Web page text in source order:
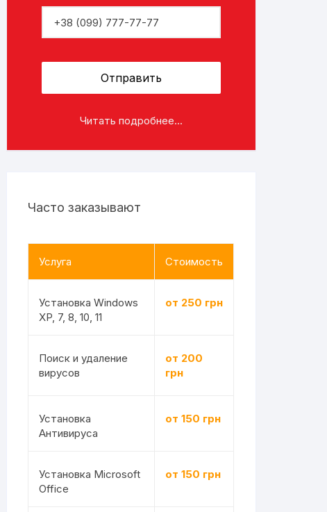
Читать подробнее...
Часто заказывают
Услуга Стоимость
Установка Windows
XP, 7, 8, 10, 11
от 250 грн
Поиск и удаление
вирусов
от 200
грн
Установка
Антивируса
от 150 грн
Установка Microsoft
Office
от 150 грн